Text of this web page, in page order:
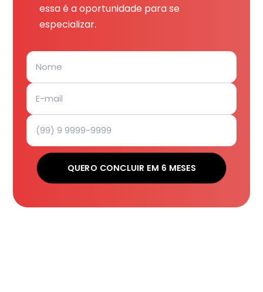
essa é a oportunidade para se
especializar.
QUERO CONCLUIR EM 6 MESES